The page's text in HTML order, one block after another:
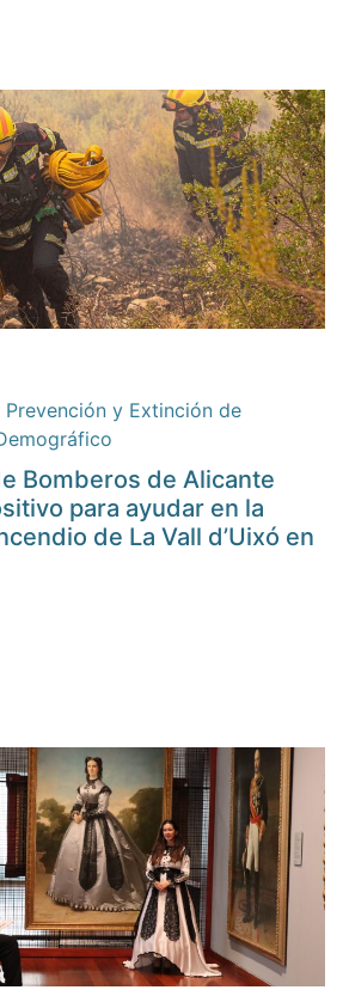
Prevención y Extinción de
Bomberos de Alicante
para ayudar en la
de La Vall d’Uixó en